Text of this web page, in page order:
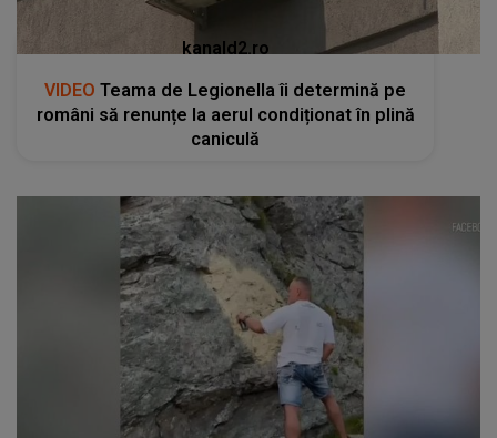
kanald2.ro
VIDEO Teama de Legionella îi determină pe
români să renunțe la aerul condiționat în plină
caniculă